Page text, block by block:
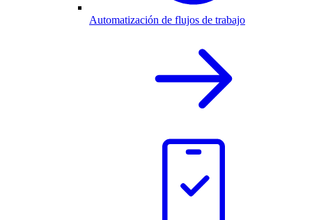
Automatización de flujos de trabajo